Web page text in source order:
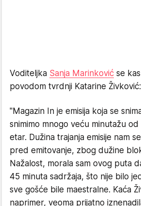
Voditeljka Sanja Marinković se
povodom tvrdnji Katarine Živković:
"Magazin In je emisija koja se
snimimo mnogo veću minutažu
etar. Dužina trajanja emisije nam
pred emitovanje, zbog dužine
Nažalost, morala sam ovog puta
45 minuta sadržaja, što nije bilo
sve gošće bile maestralne. Kaća
naprimer, veoma prijatno